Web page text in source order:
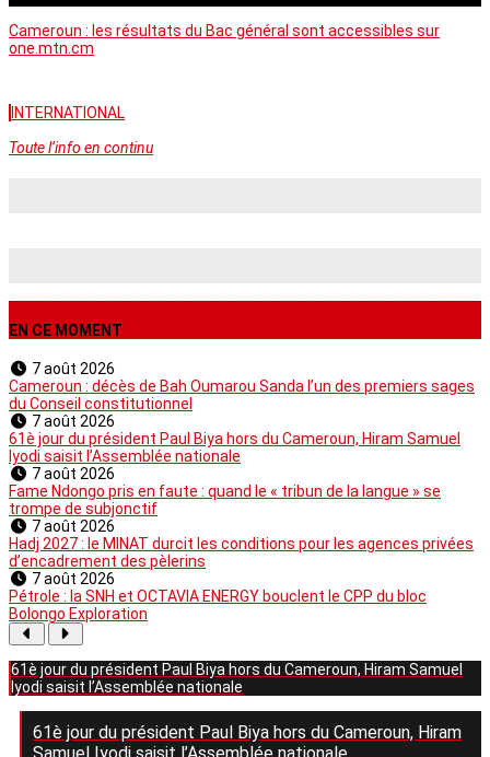
Cameroun : les résultats du Bac général sont accessibles sur
one.mtn.cm
INTERNATIONAL
Toute l’info en continu
EN CE MOMENT
7 août 2026
Cameroun : décès de Bah Oumarou Sanda l’un des premiers sages
du Conseil constitutionnel
7 août 2026
61è jour du président Paul Biya hors du Cameroun, Hiram Samuel
Iyodi saisit l’Assemblée nationale
7 août 2026
Fame Ndongo pris en faute : quand le « tribun de la langue » se
trompe de subjonctif
7 août 2026
Hadj 2027 : le MINAT durcit les conditions pour les agences privées
d’encadrement des pèlerins
7 août 2026
Pétrole : la SNH et OCTAVIA ENERGY bouclent le CPP du bloc
Bolongo Exploration
61è jour du président Paul Biya hors du Cameroun, Hiram Samuel
Iyodi saisit l’Assemblée nationale
61è jour du président Paul Biya hors du Cameroun, Hiram